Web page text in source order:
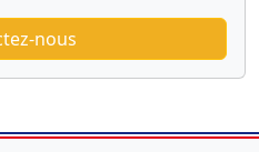
nous